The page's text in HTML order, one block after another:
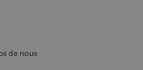
de nous